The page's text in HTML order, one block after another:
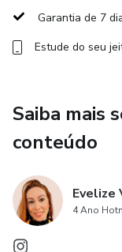
Análise SWOT e
3 encontros
Roadmap de ação
🎯 Ao final da
✔ Clareza sobre
✔ Currículo e
Garantia de 7
Estude do seu
Saiba mais
conteúdo
Evelize
4 Ano